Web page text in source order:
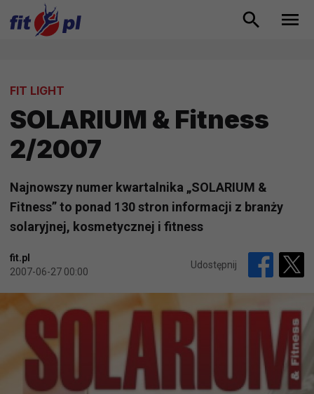
FIT LIGHT
SOLARIUM & Fitness
2/2007
Najnowszy numer kwartalnika „SOLARIUM &
Fitness” to ponad 130 stron informacji z branży
solaryjnej, kosmetycznej i fitness
fit.pl
2007-06-27 00:00
Udostępnij